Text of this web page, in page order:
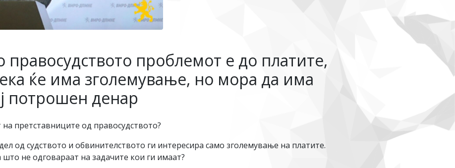
проблемот е до платите,
ќе има зголемување, но мора да има
потрошен денар
претставниците од правосудството?
од судството и обвинителството ги интересира само зголемување на платите.
не одговараат на задачите кои ги имаат?